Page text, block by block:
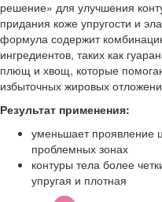
решение» для улучшения
придания коже упругости и
формула содержит
ингредиентов, таких как
плющ и хвощ, которые
избыточных жировых
Результат применения:
уменьшает проявление
проблемных зонах
контуры тела более
упругая и плотная